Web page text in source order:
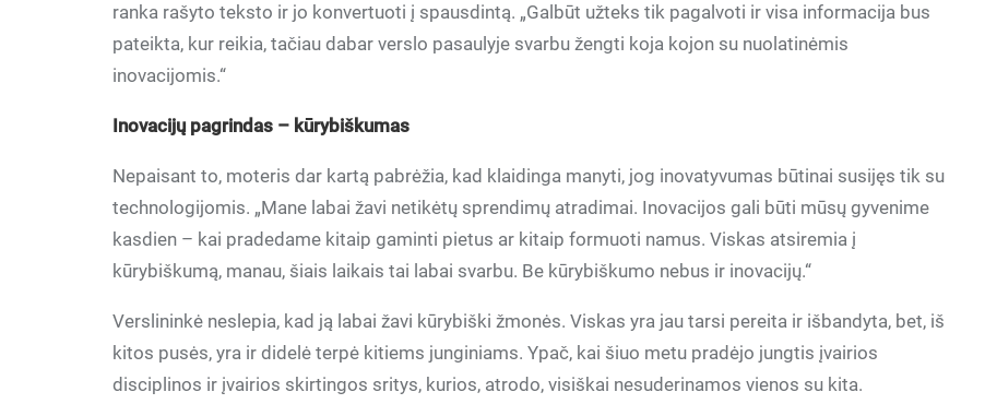
ranka rašyto teksto ir jo konvertuoti į spausdintą. „Galbūt užteks tik pagalvoti ir visa informacija bus
pateikta, kur reikia, tačiau dabar verslo pasaulyje svarbu žengti koja kojon su nuolatinėmis
inovacijomis.“
Inovacijų pagrindas – kūrybiškumas
Nepaisant to, moteris dar kartą pabrėžia, kad klaidinga manyti, jog inovatyvumas būtinai susijęs tik su
technologijomis. „Mane labai žavi netikėtų sprendimų atradimai. Inovacijos gali būti mūsų gyvenime
kasdien – kai pradedame kitaip gaminti pietus ar kitaip formuoti namus. Viskas atsiremia į
kūrybiškumą, manau, šiais laikais tai labai svarbu. Be kūrybiškumo nebus ir inovacijų.“
Verslininkė neslepia, kad ją labai žavi kūrybiški žmonės. Viskas yra jau tarsi pereita ir išbandyta, bet, iš
kitos pusės, yra ir didelė terpė kitiems junginiams. Ypač, kai šiuo metu pradėjo jungtis įvairios
disciplinos ir įvairios skirtingos sritys, kurios, atrodo, visiškai nesuderinamos vienos su kita.